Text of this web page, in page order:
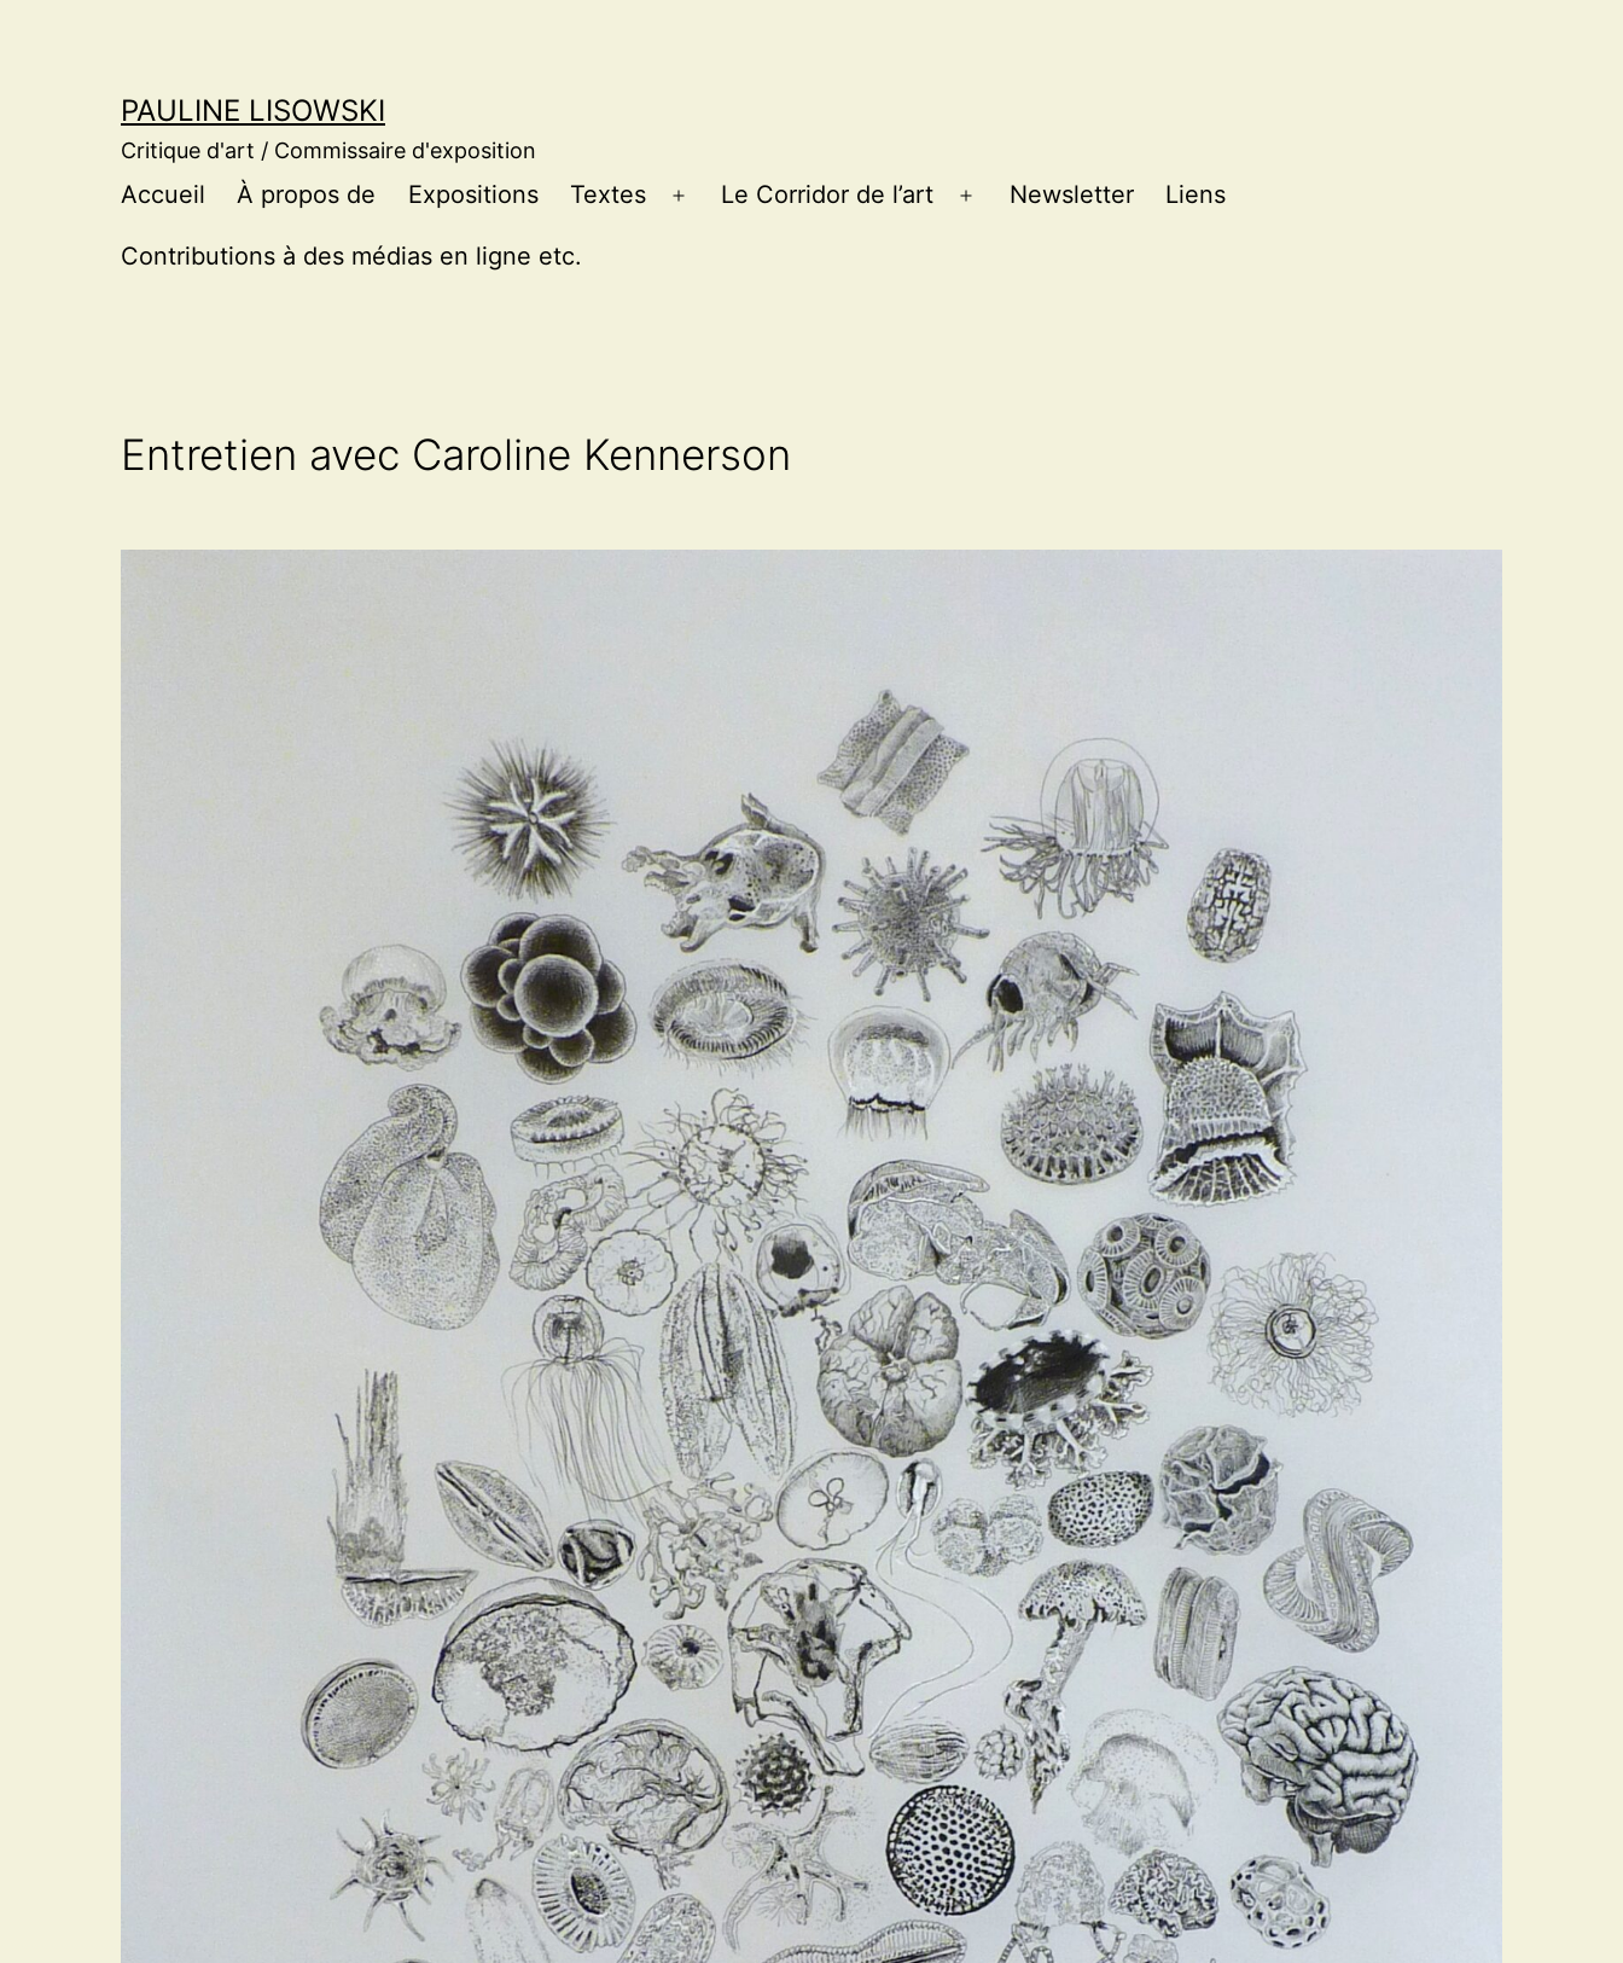
PAULINE LISOWSKI
Critique d'art / Commissaire d'exposition
Accueil À propos de Expositions Textes
Ouvrir
Le Corridor de l’art
Ouvrir
Newsletter Liens
Contributions à des médias en ligne etc.
Entretien avec Caroline Kennerson